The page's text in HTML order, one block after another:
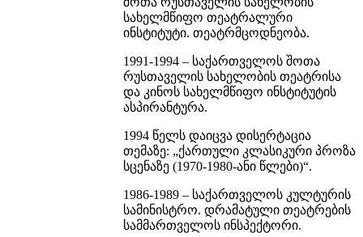
სახელმწიფო თეატრალური
ინსტიტუტი. თეატრმცოდნეობა.
1991-1994 – საქართველოს შოთა
რუსთაველის სახელობის თეატრისა
და კინოს სახელმწიფო ინსტიტუტის
ასპირანტურა.
1994 წელს დაიცვა დისერტაცია
თემაზე: „ქართული კლასიკური პროზა
სცენაზე (1970-1980-ანი წლები)“.
1986-1989 – საქართველოს კულტურის
სამინისტრო. დრამატული თეატრების
სამმართველოს ინსპექტორი.